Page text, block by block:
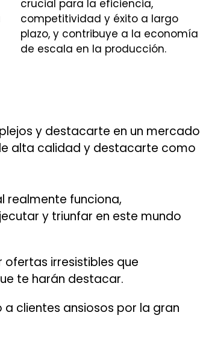
crucial para la eficiencia,
competitividad y éxito a largo
plazo, y contribuye a la economía
de escala en la producción.
y destacarte en un mercado
alta calidad y destacarte como
realmente funciona,
y triunfar en este mundo
irresistibles que
te harán destacar.
clientes ansiosos por la gran